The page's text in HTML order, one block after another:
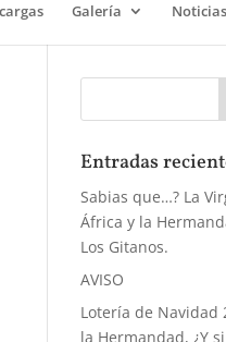
Galería Noticias
Entradas
Sabias que…? La
África y la
Los Gitanos.
AVISO
Lotería de Navidad
la Hermandad, ¿Y